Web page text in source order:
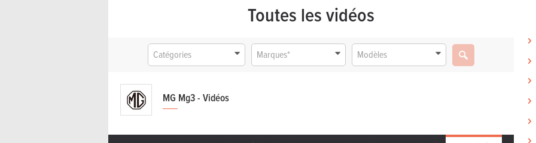
Toutes les vidéos
Catégories Marques* Modèles
MG Mg3 - Vidéos